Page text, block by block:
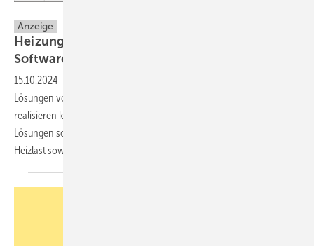
Anzeige
Heizungsoptimierung leicht gemacht:
Software von
15.10.2024 -
Lösungen von Hottgenroth die Optimierung von Heizungsanlagen
realisieren können. Berechnen Sie mit Hilfe von fortschrittlichen CAD-
Lösungen schnell und einfach den hydraulischen Abgleich, die
Heizlast sowie die